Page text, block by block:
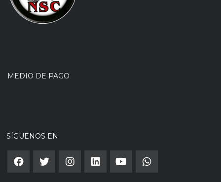
MEDIO DE PAGO
SÍGUENOS EN